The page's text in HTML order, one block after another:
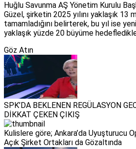
Huğlu Savunma AŞ Yönetim Kurulu
Güzel, şirketin 2025 yılını yaklaşık 13
tamamladığını belirterek, bu yıl ise
yaklaşık yüzde 20 büyüme
Göz Atın
SPK’DA BEKLENEN REGÜLASYON
DİKKAT ÇEKEN ÇIKIŞ
Kulislere göre; Ankara’da Uyuşturucu
Açık Şirket Ortakları da Gözaltında